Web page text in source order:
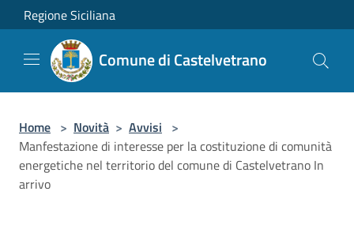
Salta al contenuto principale
Regione Siciliana
Comune di Castelvetrano
Home > Novità > Avvisi >
Manfestazione di interesse per la costituzione di comunità
energetiche nel territorio del comune di Castelvetrano In
arrivo